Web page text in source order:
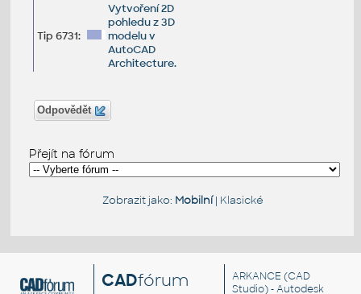
Tip 6731:
Vytvoření 2D
pohledu z 3D
modelu v
AutoCAD
Architecture.
Odpovědět
Přejít na fórum
Zobrazit jako: Mobilní| Klasické
CADfórum ARKANCE (CAD
Studio) - Autodesk